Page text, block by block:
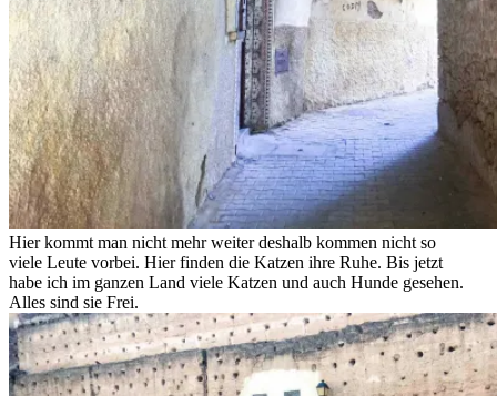
Hier kommt man nicht mehr weiter deshalb kommen nicht so
viele Leute vorbei. Hier finden die Katzen ihre Ruhe. Bis jetzt
habe ich im ganzen Land viele Katzen und auch Hunde gesehen.
Alles sind sie Frei.